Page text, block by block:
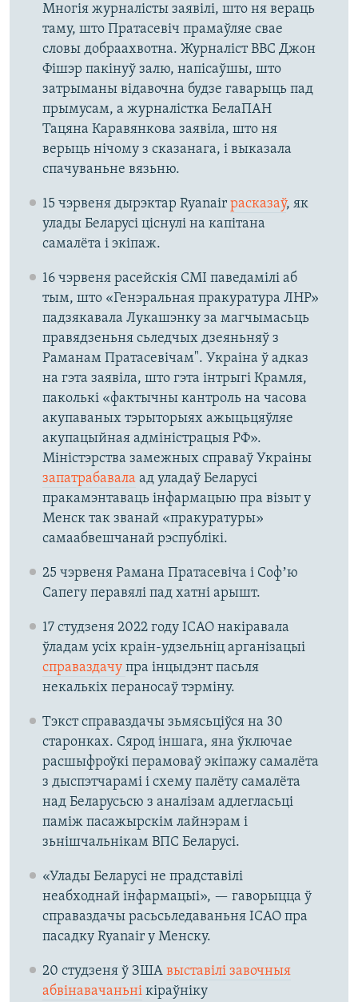
Многія журналісты заявілі, што ня вераць
таму, што Пратасевіч прамаўляе свае
словы добраахвотна. Журналіст BBC Джон
Фішэр пакінуў залю, напісаўшы, што
затрыманы відавочна будзе гаварыць пад
прымусам, а журналістка БелаПАН
Тацяна Каравянкова заявіла, што ня
верыць нічому з сказанага, і выказала
спачуваньне вязьню.
15 чэрвеня дырэктар Ryanair расказаў, як
улады Беларусі ціснулі на капітана
самалёта і экіпаж.
16 чэрвеня расейскія СМІ паведамілі аб
тым, што «Генэральная пракуратура ЛНР»
падзякавала Лукашэнку за магчымасьць
правядзеньня сьледчых дзеяньняў з
Раманам Пратасевічам". Украіна ў адказ
на гэта заявіла, што гэта інтрыгі Крамля,
паколькі «фактычны кантроль на часова
акупаваных тэрыторыях ажыцьцяўляе
акупацыйная адміністрацыя РФ».
Міністэрства замежных справаў Украіны
запатрабавала ад уладаў Беларусі
пракамэнтаваць інфармацыю пра візыт у
Менск так званай «пракуратуры»
самаабвешчанай рэспублікі.
25 чэрвеня Рамана Пратасевіча і Софʼю
Сапегу перавялі пад хатні арышт.
17 студзеня 2022 году ІCАО накіравала
ўладам усіх краін-удзельніц арганізацыі
справаздачу пра інцыдэнт пасьля
некалькіх пераносаў тэрміну.
Тэкст справаздачы зьмясьціўся на 30
старонках. Сярод іншага, яна ўключае
расшыфроўкі перамоваў экіпажу самалёта
з дыспэтчарамі і схему палёту самалёта
над Беларусьсю з аналізам адлегласьці
паміж пасажырскім лайнэрам і
зьнішчальнікам ВПС Беларусі.
«Улады Беларусі не прадставілі
неабходнай інфармацыі», — гаворыцца ў
справаздачы расьсьледаваньня ІCАО пра
пасадку Ryanair у Менску.
20 студзеня ў ЗША выставілі завочныя
абвінавачаньнікіраўніку